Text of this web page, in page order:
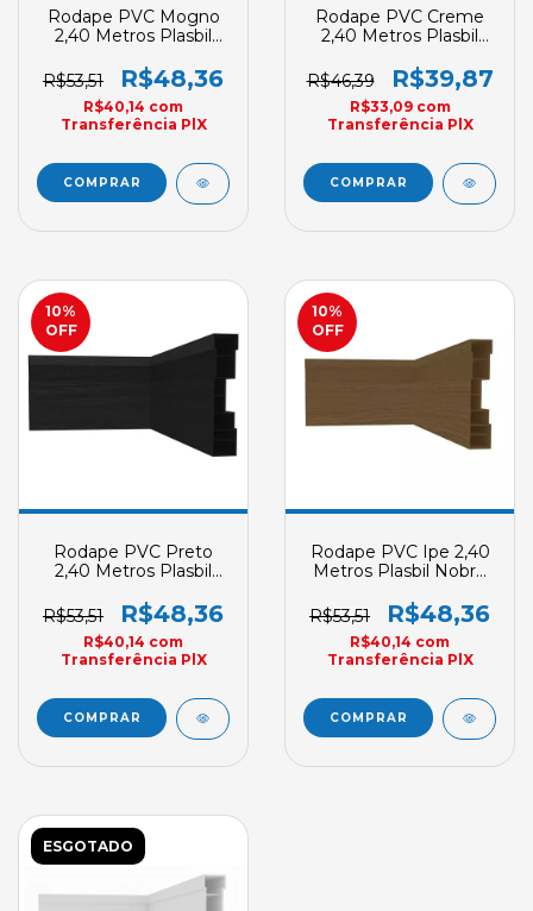
Rodape PVC Mogno
2,40 Metros Plasbil
X 15mm
R$53,51 R$48,36
R$40,14 com
Transferência PlX
Rodape PVC Creme
2,40 Metros Plasbil
R$46,39
R$39,87
R$33,09 com
Transferência PlX
10%
OFF
Rodape PVC Preto
2,40 Metros Plasbil
X 15mm
R$53,51 R$48,36
R$40,14 com
Transferência PlX
10%
OFF
Rodape PVC Ipe 2,40
Metros Plasbil Nobre
15mm
R$53,51 R$48,36
R$40,14 com
Transferência PlX
ESGOTADO